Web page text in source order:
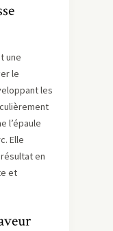
une
le
les
l’épaule
Elle
en
et